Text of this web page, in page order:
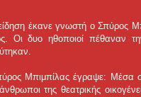
έκανε γνωστή ο Σπύρος
Οι δυο ηθοποιοί πέθαναν
Μπιμπίλας έγραψε: Μέσα
της θεατρικής